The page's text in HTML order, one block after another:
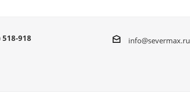
518-918 info@severmax.ru